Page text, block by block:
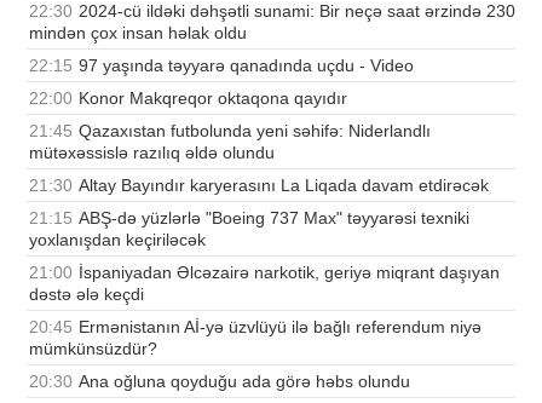
22:30 2024-cü ildəki dəhşətli sunami: Bir neçə saat ərzində 230
mindən çox insan həlak oldu
22:15 97 yaşında təyyarə qanadında uçdu - Video
22:00 Konor Makqreqor oktaqona qayıdır
21:45 Qazaxıstan futbolunda yeni səhifə: Niderlandlı
mütəxəssislə razılıq əldə olundu
21:30 Altay Bayındır karyerasını La Liqada davam etdirəcək
21:15 ABŞ-də yüzlərlə "Boeing 737 Max" təyyarəsi texniki
yoxlanışdan keçiriləcək
21:00 İspaniyadan Əlcəzairə narkotik, geriyə miqrant daşıyan
dəstə ələ keçdi
20:45 Ermənistanın Aİ-yə üzvlüyü ilə bağlı referendum niyə
mümkünsüzdür?
20:30 Ana oğluna qoyduğu ada görə həbs olundu